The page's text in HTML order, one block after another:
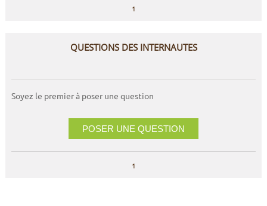
1
QUESTIONS DES INTERNAUTES
Soyez le premier à poser une question
POSER UNE QUESTION
1